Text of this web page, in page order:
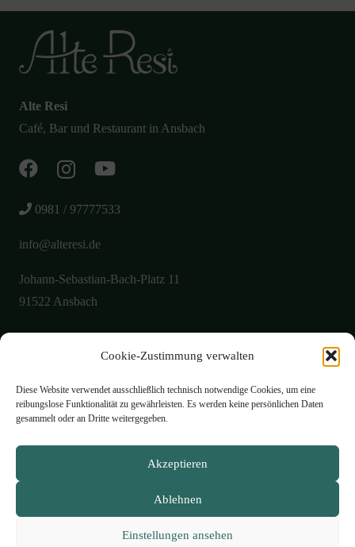
Cookie-Zustimmung verwalten
Diese Website verwendet ausschließlich technisch notwendige Cookies, um eine
reibungslose Funktionalität zu gewährleisten. Es werden keine persönlichen Daten
gesammelt oder an Dritte weitergegeben.
Akzeptieren
Ablehnen
Einstellungen ansehen
Alte Resi
Café, Bar und Restaurant in Ansbach
0981 / 97777533
info@alteresi.de
Johann-Sebastian-Bach-Platz 11
91522 Ansbach
Aktuelles
Galerie
Öffnungszeiten